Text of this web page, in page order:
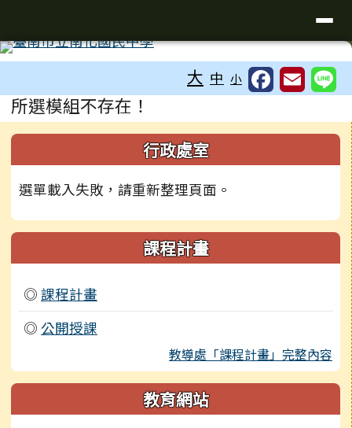
大 中 小
主內容區域
所選模組不存在！
左邊區域內容 行政處室
選單載入失敗，請重新整理頁面。
課程計畫
◎ 課程計畫
◎ 公開授課
教導處「課程計畫」完整內容
教育網站
頁尾區域